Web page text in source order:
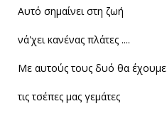
Αυτό σημαίνει στη ζωή
νά'χει κανένας πλάτες ....
Με αυτούς τους δυό θα έχουμε
τις τσέπες μας γεμάτες